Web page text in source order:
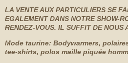
LA VENTE AUX PARTICULIERS SE
EGALEMENTDANS NOTRE SHOW-
RENDEZ-VOUS. IL SUFFIT DE NOUS
Mode taurine: Bodywarmers,
tee-shirts, polos maille piquée